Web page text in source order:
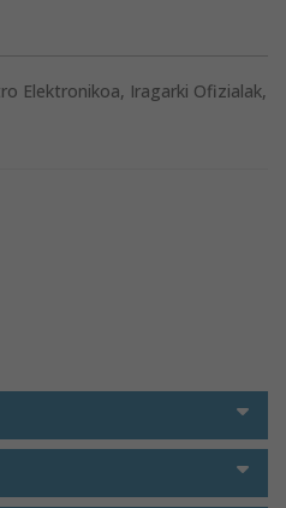
Elektronikoa, Iragarki Ofizialak,